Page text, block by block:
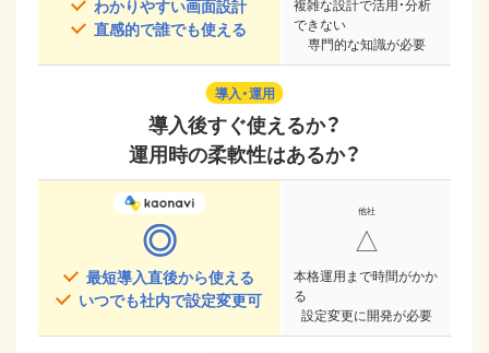
わかりやすい画面設計
直感的で誰でも使える
複雑な設計で活用・分析
できない
専門的な知識が必要
導入・運用
導入後すぐ使えるか？
運用時の柔軟性はあるか？
◎
最短導入直後から使える
いつでも社内で設定変更可
△
本格運用まで時間がかか
る
設定変更に開発が必要